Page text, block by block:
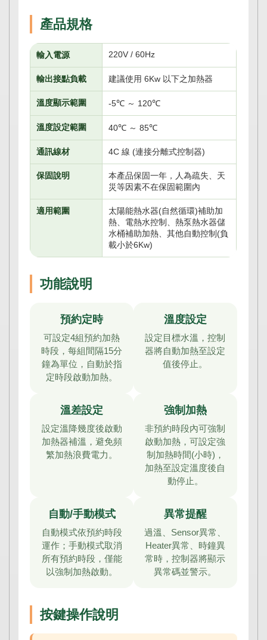
產品規格
輸入電源 220V / 60Hz
輸出接點負載 建議使用 6Kw 以下之加熱器
溫度顯示範圍 -5℃ ～ 120℃
溫度設定範圍 40℃ ～ 85℃
通訊線材 4C 線 (連接分離式控制器)
保固說明
本產品保固一年，人為疏失、天
災等因素不在保固範圍內
適用範圍
太陽能熱水器(自然循環)補助加
熱、電熱水控制、熱泵熱水器儲
水桶補助加熱、其他自動控制(負
載小於6Kw)
功能說明
預約定時
可設定4組預約加熱
時段，每組間隔15分
鐘為單位，自動於指
定時段啟動加熱。
溫度設定
設定目標水溫，控制
器將自動加熱至設定
值後停止。
溫差設定
設定溫降幾度後啟動
加熱器補溫，避免頻
繁加熱浪費電力。
強制加熱
非預約時段內可強制
啟動加熱，可設定強
制加熱時間(小時)，
加熱至設定溫度後自
動停止。
自動/手動模式
自動模式依預約時段
運作；手動模式取消
所有預約時段，僅能
以強制加熱啟動。
異常提醒
過溫、Sensor異常、
Heater異常、時鐘異
常時，控制器將顯示
異常碼並警示。
按鍵操作說明